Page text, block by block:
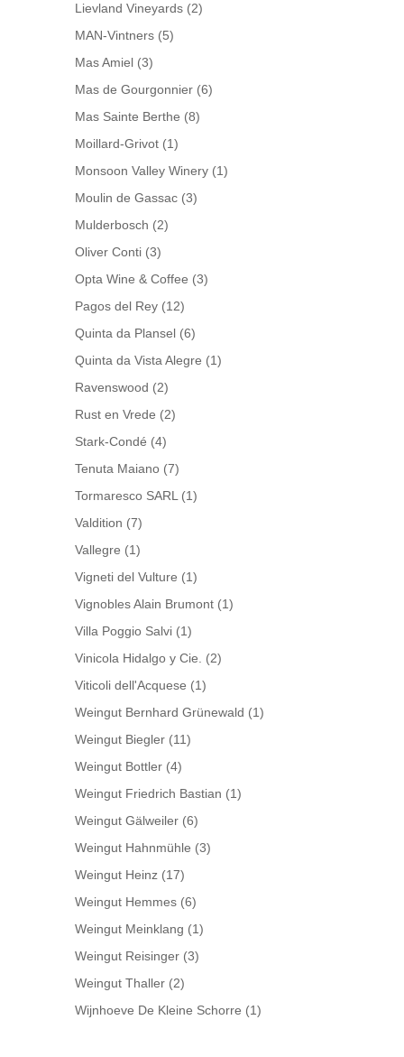
Lievland Vineyards (2)
MAN-Vintners (5)
Mas Amiel (3)
Mas de Gourgonnier (6)
Mas Sainte Berthe (8)
Moillard-Grivot (1)
Monsoon Valley Winery (1)
Moulin de Gassac (3)
Mulderbosch (2)
Oliver Conti (3)
Opta Wine & Coffee (3)
Pagos del Rey (12)
Quinta da Plansel (6)
Quinta da Vista Alegre (1)
Ravenswood (2)
Rust en Vrede (2)
Stark-Condé (4)
Tenuta Maiano (7)
Tormaresco SARL (1)
Valdition (7)
Vallegre (1)
Vigneti del Vulture (1)
Vignobles Alain Brumont (1)
Villa Poggio Salvi (1)
Vinicola Hidalgo y Cie.
(2)
Viticoli dell'Acquese (1)
Weingut Bernhard Grünewald (1)
Weingut Biegler (11)
Weingut Bottler (4)
Weingut Friedrich Bastian (1)
Weingut Gälweiler (6)
Weingut Hahnmühle (3)
Weingut Heinz (17)
Weingut Hemmes (6)
Weingut Meinklang (1)
Weingut Reisinger (3)
Weingut Thaller (2)
Wijnhoeve De Kleine Schorre (1)